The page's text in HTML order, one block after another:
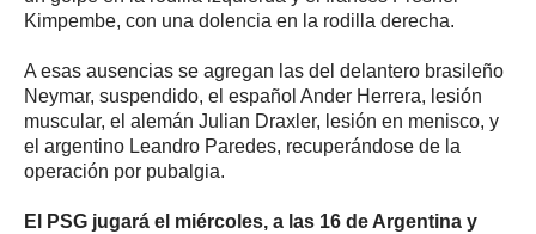
Kimpembe, con una dolencia en la rodilla derecha.
A esas ausencias se agregan las del delantero brasileño
Neymar, suspendido, el español Ander Herrera, lesión
muscular, el alemán Julian Draxler, lesión en menisco, y
el argentino Leandro Paredes, recuperándose de la
operación por pubalgia.
El PSG jugará el miércoles, a las 16 de Argentina y